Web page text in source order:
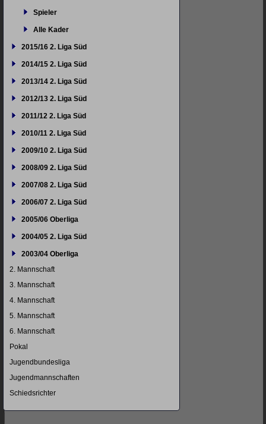
Spieler
Alle Kader
2015/16 2. Liga Süd
2014/15 2. Liga Süd
2013/14 2. Liga Süd
2012/13 2. Liga Süd
2011/12 2. Liga Süd
2010/11 2. Liga Süd
2009/10 2. Liga Süd
2008/09 2. Liga Süd
2007/08 2. Liga Süd
2006/07 2. Liga Süd
2005/06 Oberliga
2004/05 2. Liga Süd
2003/04 Oberliga
2. Mannschaft
3. Mannschaft
4. Mannschaft
5. Mannschaft
6. Mannschaft
Pokal
Jugendbundesliga
Jugendmannschaften
Schiedsrichter